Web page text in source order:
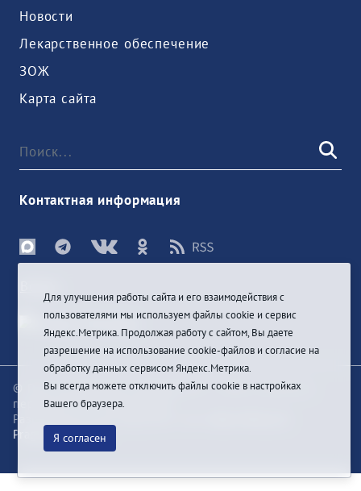
Новости
Лекарственное обеспечение
ЗОЖ
Карта сайта
Контактная информация
© При цитировании информации с сайта ссылка на
первоисточник обязательна
Разработка и техподдержка сайта
Pragmatic Studio
Для улучшения работы сайта и его взаимодействия с
пользователями мы используем файлы cookie и сервис
Яндекс.Метрика. Продолжая работу с сайтом, Вы даете
разрешение на использование cookie-файлов и согласие на
обработку данных сервисом Яндекс.Метрика.
Вы всегда можете отключить файлы cookie в настройках
Вашего браузера.
Я согласен